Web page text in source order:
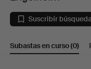
en
Suscribir
Subastas en curso(0)